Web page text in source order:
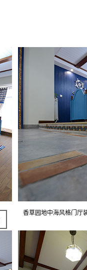
香草园地中海风格门厅